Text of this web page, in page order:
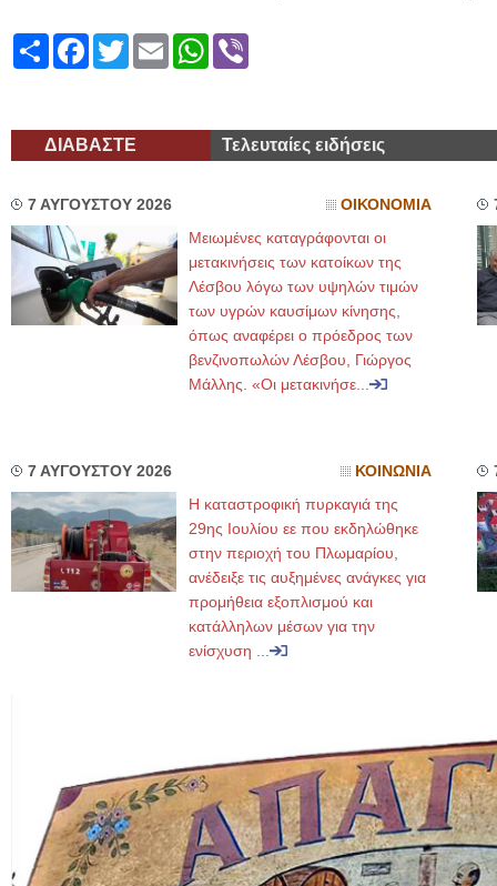
ShareFacebook
TwitterEmailWhatsApp
ΔΙΑΒΑΣΤΕ Τελευταίες ειδήσεις
7 ΑΥΓΟΥΣΤΟΥ 2026 ΟΙΚΟΝΟΜΙΑ
Μειωμένες καταγράφονται οι
μετακινήσεις των κατοίκων της
Λέσβου λόγω των υψηλών τιμών
των υγρών καυσίμων κίνησης,
όπως αναφέρει ο πρόεδρος των
βενζινοπωλών Λέσβου, Γιώργος
Μάλλης. «Οι μετακινήσε...
7 ΑΥΓΟΥΣΤΟΥ 2026 ΚΟΙΝΩΝΙΑ
Η καταστροφική πυρκαγιά της
29ης Ιουλίου εε που εκδηλώθηκε
στην περιοχή του Πλωμαρίου,
ανέδειξε τις αυξημένες ανάγκες για
προμήθεια εξοπλισμού και
κατάλληλων μέσων για την
ενίσχυση ...